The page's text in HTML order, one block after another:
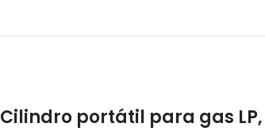
Cilindro portátil para gas